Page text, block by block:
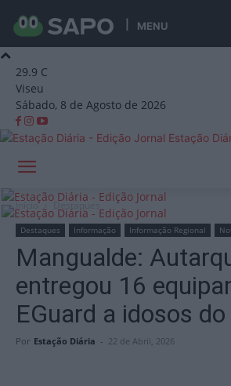
MENU
29.9 C
Viseu
Sábado, 8 de Agosto de 2026
Estação
Início Destaques
Destaques Informação Informação Regional
Mangualde:
entregou 16
EGuard a idosos
Por Estação Diária - 22 de Abril, 2026